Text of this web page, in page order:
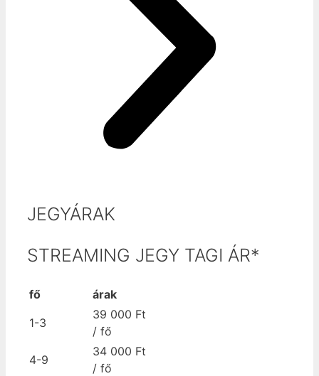
JEGYÁRAK
STREAMING JEGY TAGI ÁR*
fő
árak
1-3
39 000 Ft
/ fő
4-9
34 000 Ft
/ fő